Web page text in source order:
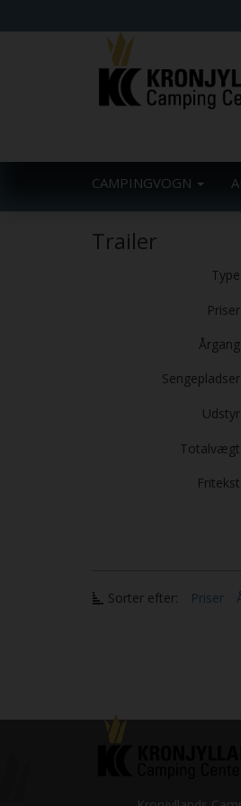
CAMPINGVOGN
Trailer
Type
Priser
Årgang
Sengepladser
Udstyr
Totalvægt
Fritekst
Sorter efter: Priser